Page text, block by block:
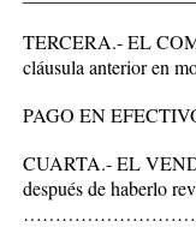
TERCERA.- EL
cláusula anterior en
PAGO EN
CUARTA.- EL
después de haberlo